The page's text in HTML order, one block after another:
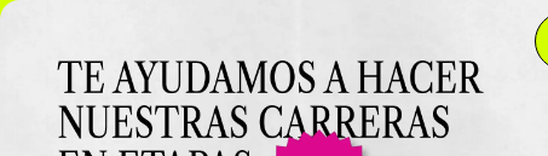
NUEVO LANZAMIENTO: Curso